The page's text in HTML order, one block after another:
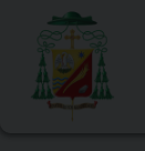
content